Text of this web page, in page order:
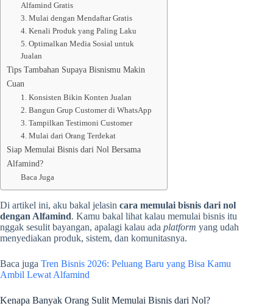
Alfamind Gratis
3. Mulai dengan Mendaftar Gratis
4. Kenali Produk yang Paling Laku
5. Optimalkan Media Sosial untuk
Jualan
Tips Tambahan Supaya Bisnismu Makin
Cuan
1. Konsisten Bikin Konten Jualan
2. Bangun Grup Customer di WhatsApp
3. Tampilkan Testimoni Customer
4. Mulai dari Orang Terdekat
Siap Memulai Bisnis dari Nol Bersama
Alfamind?
Baca Juga
Di artikel ini, aku bakal jelasin cara memulai bisnis dari nol
dengan Alfamind. Kamu bakal lihat kalau memulai bisnis itu
nggak sesulit bayangan, apalagi kalau ada platform yang udah
menyediakan produk, sistem, dan komunitasnya.
Baca juga Tren Bisnis 2026: Peluang Baru yang Bisa Kamu
Ambil Lewat Alfamind
Kenapa Banyak Orang Sulit Memulai Bisnis dari Nol?